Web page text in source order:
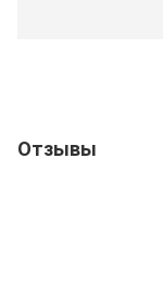
Отзывы